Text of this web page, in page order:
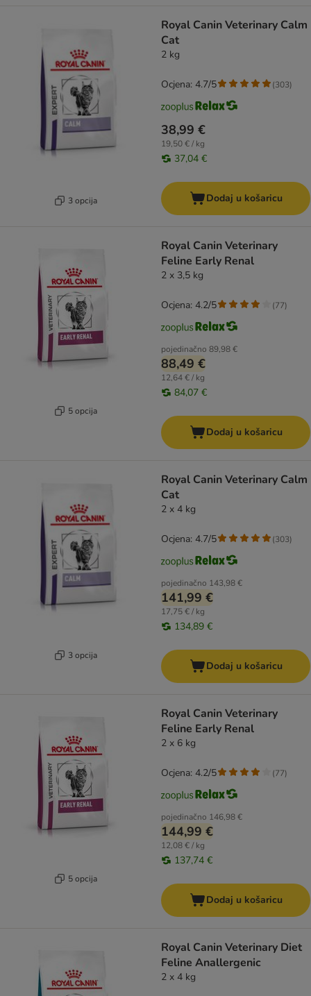
3 opcija
Royal Canin Veterinary Calm
Cat
2 kg
38,99 €
19,50 € / kg
37,04 €
Ocjena: 4.7/5 (303)
Dodaj u košaricu
5 opcija
Royal Canin Veterinary
Feline Early Renal
2 x 3,5 kg
pojedinačno 89,98 €
88,49 €
12,64 € / kg
84,07 €
Ocjena: 4.2/5 (77)
Dodaj u košaricu
3 opcija
Royal Canin Veterinary Calm
Cat
2 x 4 kg
pojedinačno 143,98 €
141,99 €
17,75 € / kg
134,89 €
Ocjena: 4.7/5 (303)
Dodaj u košaricu
5 opcija
Royal Canin Veterinary
Feline Early Renal
2 x 6 kg
pojedinačno 146,98 €
144,99 €
12,08 € / kg
137,74 €
Ocjena: 4.2/5 (77)
Dodaj u košaricu
Royal Canin Veterinary Diet
Feline Anallergenic
2 x 4 kg